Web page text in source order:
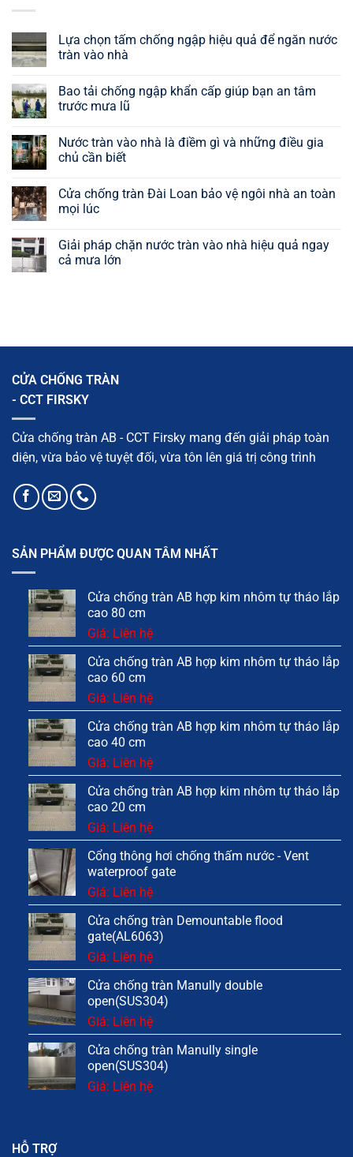
Lựa chọn tấm chống ngập hiệu quả để ngăn nước
tràn vào nhà
Bao tải chống ngập khẩn cấp giúp bạn an tâm
trước mưa lũ
Nước tràn vào nhà là điềm gì và những điều gia
chủ cần biết
Cửa chống tràn Đài Loan bảo vệ ngôi nhà an toàn
mọi lúc
Giải pháp chặn nước tràn vào nhà hiệu quả ngay
cả mưa lớn
CỬA CHỐNG TRÀN
- CCT FIRSKY
Cửa chống tràn AB - CCT Firsky mang đến giải pháp toàn
diện, vừa bảo vệ tuyệt đối, vừa tôn lên giá trị công trình
SẢN PHẨM ĐƯỢC QUAN TÂM NHẤT
Cửa chống tràn AB hợp kim nhôm tự tháo lắp
cao 80 cm
Giá: Liên hệ
Cửa chống tràn AB hợp kim nhôm tự tháo lắp
cao 60 cm
Giá: Liên hệ
Cửa chống tràn AB hợp kim nhôm tự tháo lắp
cao 40 cm
Giá: Liên hệ
Cửa chống tràn AB hợp kim nhôm tự tháo lắp
cao 20 cm
Giá: Liên hệ
Cổng thông hơi chống thấm nước - Vent
waterproof gate
Giá: Liên hệ
Cửa chống tràn Demountable flood
gate(AL6063)
Giá: Liên hệ
Cửa chống tràn Manully double
open(SUS304)
Giá: Liên hệ
Cửa chống tràn Manully single
open(SUS304)
Giá: Liên hệ
HỖ TRỢ